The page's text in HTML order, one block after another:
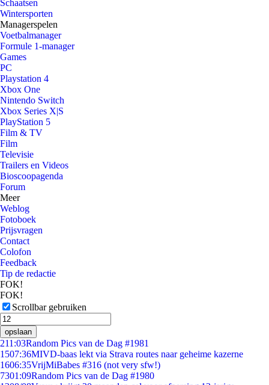
Schaatsen
Wintersporten
Managerspelen
Voetbalmanager
Formule 1-manager
Games
PC
Playstation 4
Xbox One
Nintendo Switch
Xbox Series X|S
PlayStation 5
Film & TV
Film
Televisie
Trailers en Videos
Bioscoopagenda
Forum
Meer
Weblog
Fotoboek
Prijsvragen
Contact
Colofon
Feedback
Tip de redactie
FOK!
FOK!
Scrollbar gebruiken
opslaan
211:03Random Pics van de Dag #1981
1507:36MIVD-baas lekt via Strava routes naar geheime kazerne
1606:35VrijMiBabes #316 (not very sfw!)
7301:09Random Pics van de Dag #1980